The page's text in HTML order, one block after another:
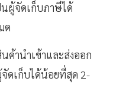
ผู้จัดเก็บภาษีได้
ด
ค้านำเข้าและส่งออก
จัดเก็บได้น้อยที่สุด 2-